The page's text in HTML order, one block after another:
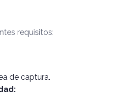
requisitos:
de captura.